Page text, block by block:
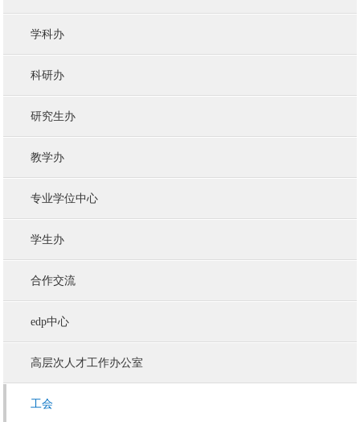
学科办
科研办
研究生办
教学办
专业学位中心
学生办
合作交流
edp中心
高层次人才工作办公室
工会